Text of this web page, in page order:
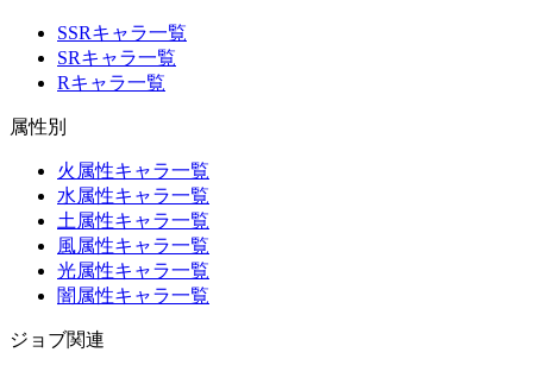
SSRキャラ一覧
SRキャラ一覧
Rキャラ一覧
属性別
火属性キャラ一覧
水属性キャラ一覧
土属性キャラ一覧
風属性キャラ一覧
光属性キャラ一覧
闇属性キャラ一覧
ジョブ関連